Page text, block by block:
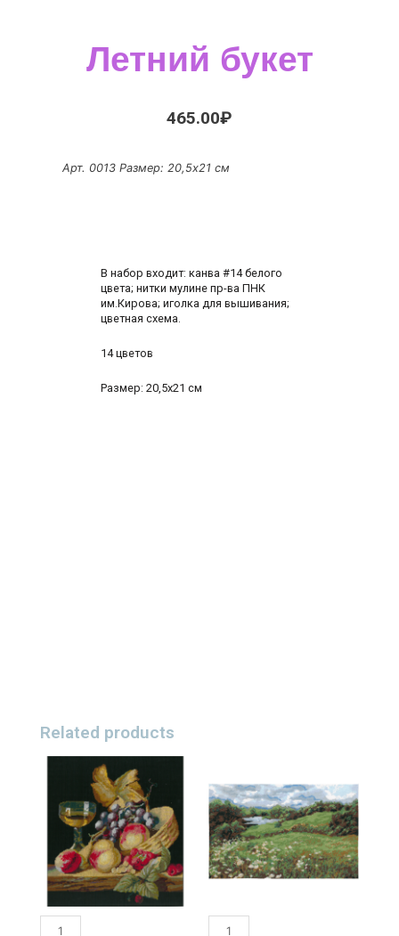
Летний букет
465.00₽
Арт. 0013 Размер: 20,5х21 см
В набор входит: канва #14 белого
цвета; нитки мулине пр-ва ПНК
им.Кирова; иголка для вышивания;
цветная схема.
14 цветов
Размер: 20,5х21 см
Related products